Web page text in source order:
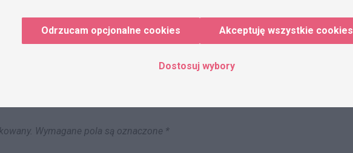
Wymagane pola są oznaczone *
Odrzucam opcjonalne cookies Akceptuję wszystkie cookies
Dostosuj wybory